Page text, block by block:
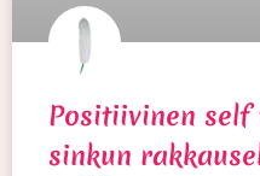
Positiivinen
sinkun